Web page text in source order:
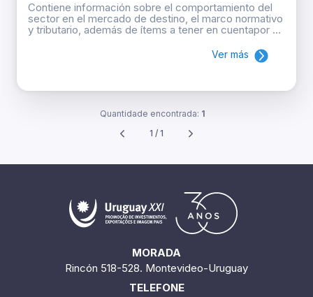
Contiene información sobre el comportamiento del
sector en el mercado de destino, el marco normativo
y tributario, además de ítems a tener en cuentapor ...
Ver más
Quantidade encontrada: 1
1 / 1
MORADA
Rincón 518-528. Montevideo-Uruguay
TELEFONE